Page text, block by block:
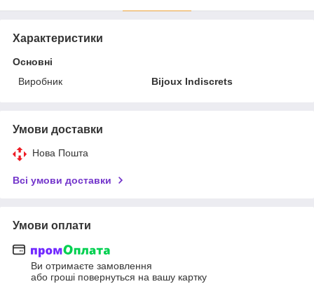
Характеристики
Основні
Виробник
Bijoux Indiscrets
Умови доставки
Нова Пошта
Всі умови доставки
Умови оплати
Ви отримаєте замовлення
або гроші повернуться на вашу картку